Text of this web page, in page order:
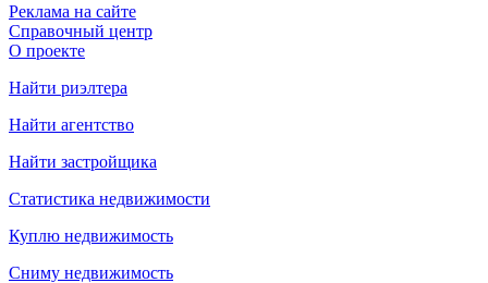
Реклама на сайте
Справочный центр
О проекте
Найти риэлтера
Найти агентство
Найти застройщика
Статистика недвижимости
Куплю недвижимость
Сниму недвижимость